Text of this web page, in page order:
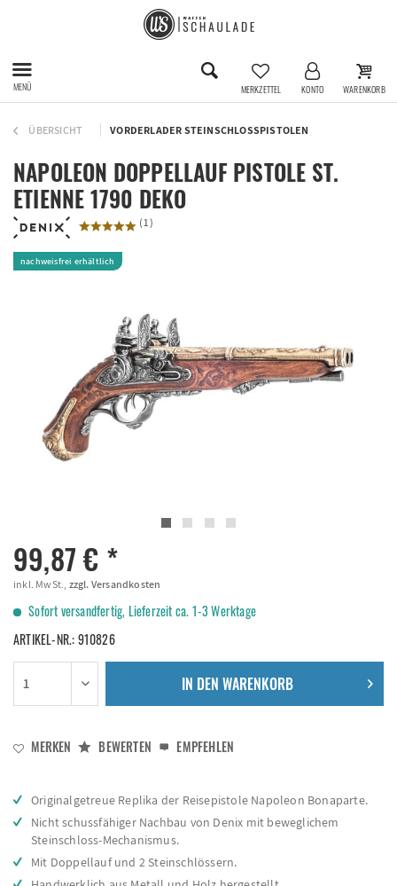
MENÜ MERKZETTEL KONTO WARENKORB
ÜBERSICHT VORDERLADER STEINSCHLOSSPISTOLEN
NAPOLEON DOPPELLAUF PISTOLE ST.
ETIENNE 1790 DEKO
(1)
nachweisfrei erhältlich
99,87 € *
inkl. MwSt., zzgl. Versandkosten
Sofort versandfertig, Lieferzeit ca. 1-3 Werktage
ARTIKEL-NR.:910826
IN DEN WARENKORB
MERKEN BEWERTEN EMPFEHLEN
Originalgetreue Replika der Reisepistole Napoleon Bonaparte.
Nicht schussfähiger Nachbau von Denix mit beweglichem
Steinschloss-Mechanismus.
Mit Doppellauf und 2 Steinschlössern.